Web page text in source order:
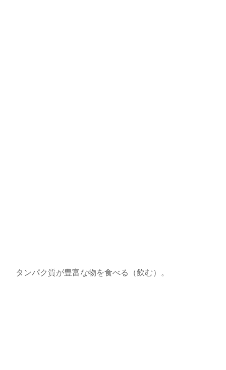
タンパク質が豊富な物を食べる（飲む）。